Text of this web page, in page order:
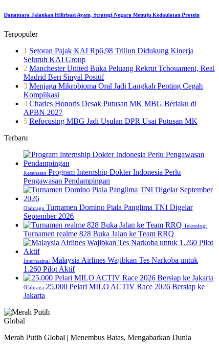
Danantara Jalankan Hilirisasi Ayam, Strategi Negara Menuju Kedaulatan Protein
Terpopuler
1 Setoran Pajak KAI Rp6,98 Triliun Didukung Kinerja
Seluruh KAI Group
2 Manchester United Buka Peluang Rekrut Tchouameni, Real
Madrid Beri Sinyal Positif
3 Menjaga Mikrobioma Oral Jadi Langkah Penting Cegah
Komplikasi
4 Charles Honoris Desak Putusan MK MBG Berlaku di
APBN 2027
5 Refocusing MBG Jadi Usulan DPR Usai Putusan MK
Terbaru
Kesehatan Program Internship Dokter Indonesia Perlu
Pengawasan Pendampingan
Olahraga Turnamen Domino Piala Panglima TNI Digelar
September 2026
Teknologi
Turnamen realme 828 Buka Jalan ke Team RRQ
Internasinal Malaysia Airlines Wajibkan Tes Narkoba untuk
1.260 Pilot Aktif
Olahraga 25.000 Pelari MILO ACTIV Race 2026 Bersiap ke
Jakarta
Merah Putih Global | Menembus Batas, Mengabarkan Dunia